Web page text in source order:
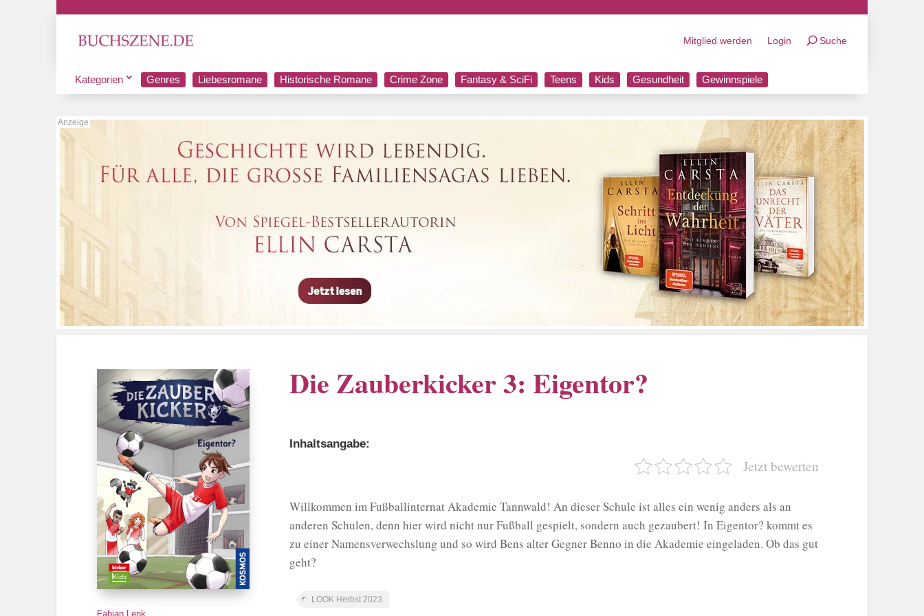
Mitglied werden Login Suche
Kategorien Genres Liebesromane Historische Romane Crime Zone Fantasy & SciFi Teens Kids Gesundheit Gewinnspiele
Fabian Lenk
Die Zauberkicker 3: Eigentor?
Inhaltsangabe:
Jetzt bewerten
Willkommen im Fußballinternat Akademie Tannwald! An dieser Schule ist alles ein wenig anders als an
anderen Schulen, denn hier wird nicht nur Fußball gespielt, sondern auch gezaubert! In Eigentor? kommt es
zu einer Namensverwechslung und so wird Bens alter Gegner Benno in die Akademie eingeladen. Ob das gut
geht?
LOOK Herbst 2023